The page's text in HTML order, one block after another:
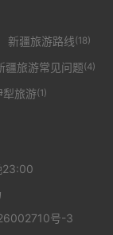
新疆旅游路线(18)
疆旅游常见问题(4)
犁旅游(1)
23:00
号-3